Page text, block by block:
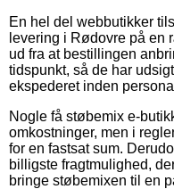
En hel del webbutikker
levering i Rødovre på en
ud fra at bestillingen
tidspunkt, så de har
ekspederet inden
Nogle få støbemix e-
omkostninger, men i
for en fastsat sum.
billigste fragtmulighed,
bringe støbemixen til en